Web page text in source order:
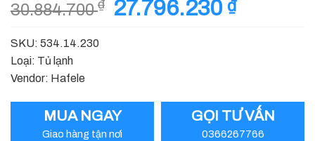
30.884.700₫
Giá
27.796.230 ₫Giá
SKU: 534.14.230
Loại: Tủ lạnh
Vendor: Hafele
MUA NGAY
Giao hàng tận nơi
GỌI TƯ VẤN
0366267766